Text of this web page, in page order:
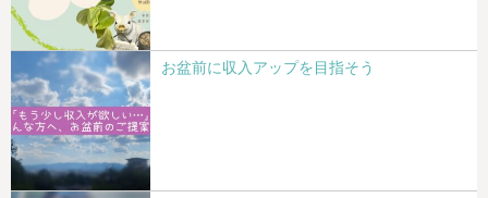
お盆前に収入アップを目指そう